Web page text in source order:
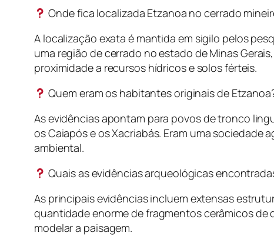
Onde fica localizada Etzanoa no cerrado
A localização exata é mantida em sigilo pelos
uma região de cerrado no estado de Minas
proximidade a recursos hídricos e solos férteis.
Quem eram os habitantes originais de
As evidências apontam para povos de tronco
os Caiapós e os Xacriabás. Eram uma
ambiental.
Quais as evidências arqueológicas
As principais evidências incluem extensas
quantidade enorme de fragmentos cerâmicos de
modelar a paisagem.